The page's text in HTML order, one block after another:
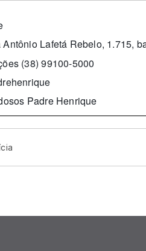
Lafetá Rebelo, 1.715,
(38) 99100-5000
Padre Henrique